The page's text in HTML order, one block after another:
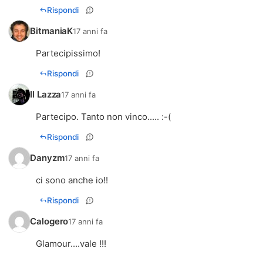
Rispondi
BitmaniaK17 anni fa
Partecipissimo!
Rispondi
Il Lazza17 anni fa
Partecipo. Tanto non vinco..... :-(
Rispondi
Danyzm17 anni fa
ci sono anche io!!
Rispondi
Calogero17 anni fa
Glamour....vale !!!